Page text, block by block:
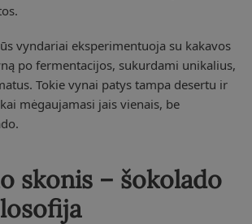
vyndariai eksperimentuoja su kakavos
po fermentacijos, sukurdami unikalius,
Tokie vynai patys tampa desertu ir
mėgaujamasi jais vienais, be
skonis – šokolado